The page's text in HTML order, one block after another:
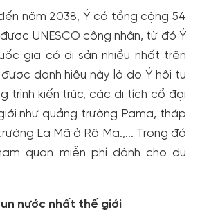
năm 2038, Ý có tổng cộng 54
UNESCO công nhận, từ đó Ý
gia có di sản nhiều nhất trên
danh hiệu này là do Ý hội tụ
trình kiến trúc, các di tích cổ đại
như quảng trường Pama, tháp
La Mã ở Rô Ma.,... Trong đó
quan miễn phí dành cho du
nước nhất thế giới